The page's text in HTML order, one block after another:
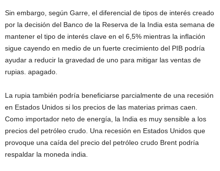
Sin embargo, según Garre, el diferencial de tipos de interés creado
por la decisión del Banco de la Reserva de la India esta semana de
mantener el tipo de interés clave en el 6,5% mientras la inflación
sigue cayendo en medio de un fuerte crecimiento del PIB podría
ayudar a reducir la gravedad de uno para mitigar las ventas de
rupias. apagado.
La rupia también podría beneficiarse parcialmente de una recesión
en Estados Unidos si los precios de las materias primas caen.
Como importador neto de energía, la India es muy sensible a los
precios del petróleo crudo. Una recesión en Estados Unidos que
provoque una caída del precio del petróleo crudo Brent podría
respaldar la moneda india.